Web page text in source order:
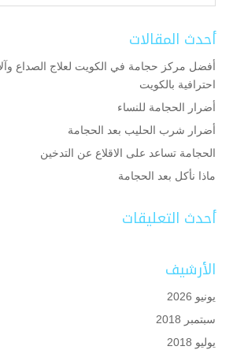
أحدث المقالات
أفضل مركز حجامة في الكويت لعلاج الصداع
احترافية بالكويت
أضرار الحجامة للنساء
أضرار شرب الحليب بعد الحجامة
الحجامة تساعد على الاقلاع عن التدخين
ماذا نأكل بعد الحجامة
أحدث التعليقات
الأرشيف
يونيو 2026
سبتمبر 2018
يوليو 2018